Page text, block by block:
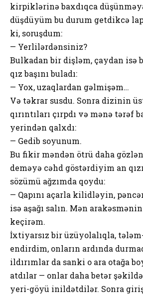
kirpiklərinə baxdıqca
düşdüyüm bu durum getdikcə
ki, soruşdum:
— Yerlilərdənsiniz?
Bulkadan bir dişləm, çaydan isə
qız başını buladı:
— Yox, uzaqlardan gəlmişəm…
Və təkrar susdu. Sonra dizinin
qırıntıları çırpdı və mənə tərəf
yerindən qalxdı:
— Gedib soyunum.
Bu fikir məndən ötrü daha
deməyə cəhd göstərdiyim an
sözümü ağzımda qoydu:
— Qapını açarla kilidləyin,
isə aşağı salın. Mən
keçirəm.
İxtiyarsız bir üzüyolalıqla,
endirdim, onların ardında
ildırımlar da sanki o ara otağa
atdılar — onlar daha betər
yeri-göyü inildətdilər. Sonra giriş